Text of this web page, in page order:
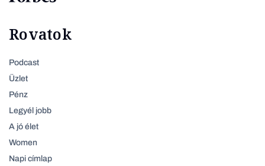
Rovatok
Podcast
Üzlet
Pénz
Legyél jobb
A jó élet
Women
Napi címlap